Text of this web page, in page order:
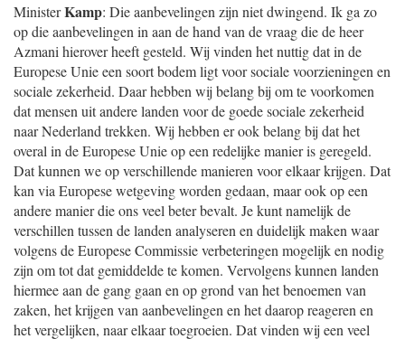
MinisterKamp: Die aanbevelingen zijn niet dwingend. Ik ga zo
op die aanbevelingen in aan de hand van de vraag die de heer
Azmani hierover heeft gesteld. Wij vinden het nuttig dat in de
Europese Unie een soort bodem ligt voor sociale voorzieningen en
sociale zekerheid. Daar hebben wij belang bij om te voorkomen
dat mensen uit andere landen voor de goede sociale zekerheid
naar Nederland trekken. Wij hebben er ook belang bij dat het
overal in de Europese Unie op een redelijke manier is geregeld.
Dat kunnen we op verschillende manieren voor elkaar krijgen. Dat
kan via Europese wetgeving worden gedaan, maar ook op een
andere manier die ons veel beter bevalt. Je kunt namelijk de
verschillen tussen de landen analyseren en duidelijk maken waar
volgens de Europese Commissie verbeteringen mogelijk en nodig
zijn om tot dat gemiddelde te komen. Vervolgens kunnen landen
hiermee aan de gang gaan en op grond van het benoemen van
zaken, het krijgen van aanbevelingen en het daarop reageren en
het vergelijken, naar elkaar toegroeien. Dat vinden wij een veel